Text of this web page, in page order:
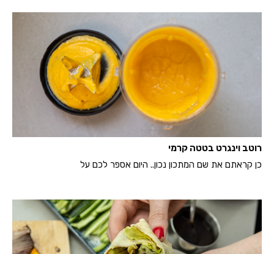
רוטב וינגרט בטטה קרמי
כן קראתם את שם המתכון נכון.. היום אספר לכם על